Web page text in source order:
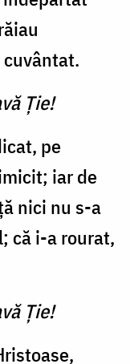
Ţie!
pe
iar de
nici nu s-a
că i-a rourat,
Ţie!